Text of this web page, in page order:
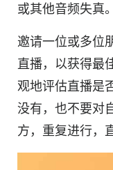
或其他音频失真。
邀请一位或多位
直播，以获得最
观地评估直播是
没有，也不要对
方，重复进行，